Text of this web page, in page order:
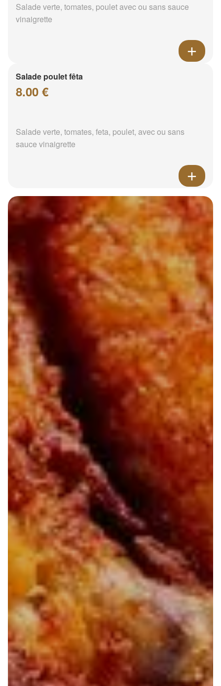
Salade verte, tomates, poulet avec ou sans sauce
vinaigrette
Salade poulet fêta
8.00 €
Salade verte, tomates, feta, poulet, avec ou sans
sauce vinaigrette